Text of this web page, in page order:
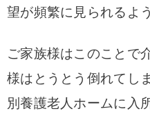
望が頻繁に見られるよ
ご家族様はこのことで
様はとうとう倒れてし
別養護老人ホームに 入